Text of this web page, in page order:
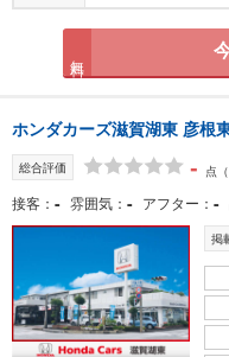
ホンダカーズ滋賀湖東 彦根
総合評価 - 点
接客 - 雰囲気 - アフター -
掲